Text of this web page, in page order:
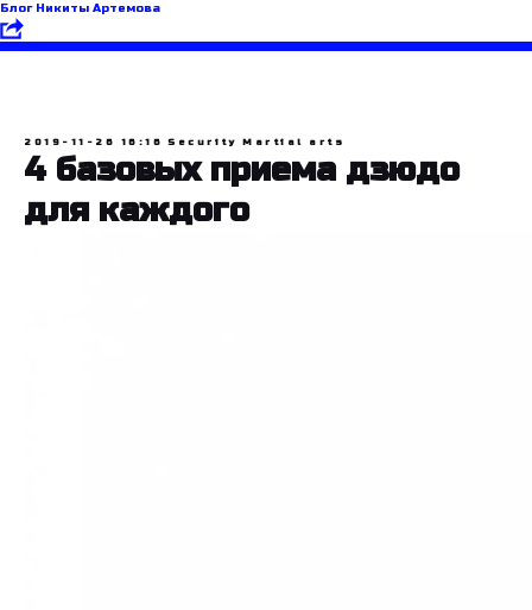
Блог Никиты Артемова
2019-11-26 16:16 Security Martial arts
4 базовых приема дзюдо
для каждого